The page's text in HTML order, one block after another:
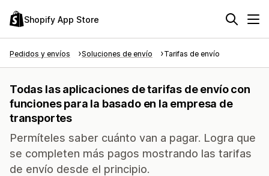
Shopify App Store
Pedidos y envíos Soluciones de envío Tarifas de envío
Todas las aplicaciones de tarifas de envío con
funciones para la basado en la empresa de
transportes
Permíteles saber cuánto van a pagar. Logra que
se completen más pagos mostrando las tarifas
de envío desde el principio.